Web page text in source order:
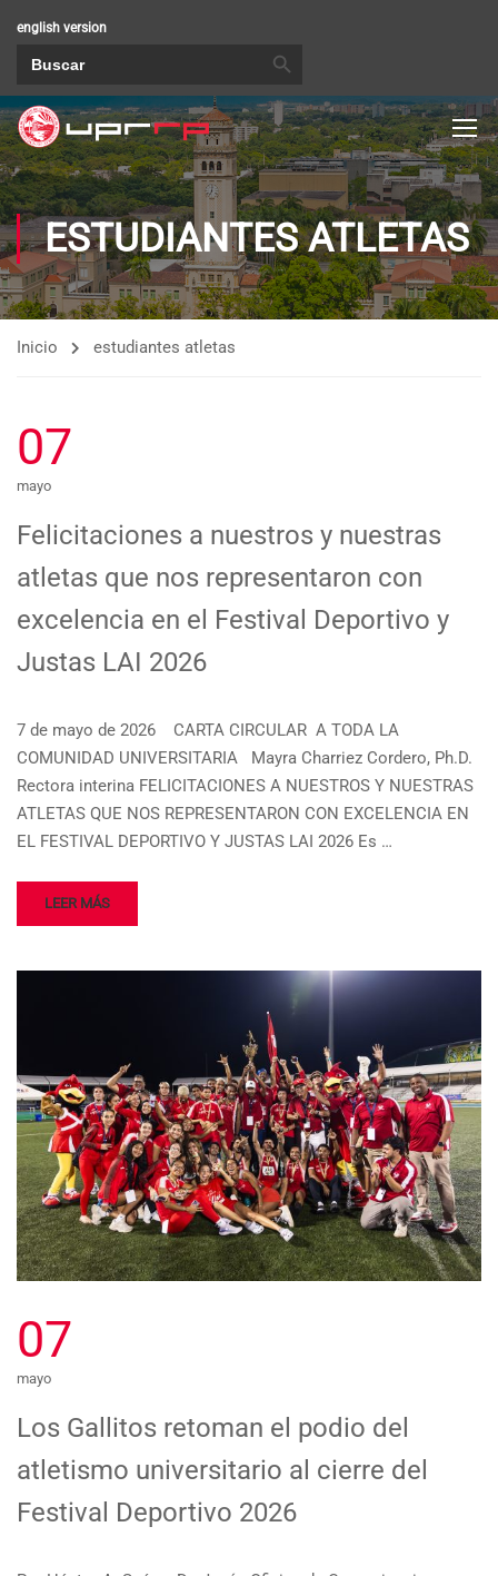
english version
ESTUDIANTES ATLETAS
Inicio estudiantes atletas
07
mayo
Felicitaciones a nuestros y nuestras
atletas que nos representaron con
excelencia en el Festival Deportivo y
Justas LAI 2026
7 de mayo de 2026 CARTA CIRCULAR A TODA LA
COMUNIDAD UNIVERSITARIA Mayra Charriez Cordero, Ph.D.
Rectora interina FELICITACIONES A NUESTROS Y NUESTRAS
ATLETAS QUE NOS REPRESENTARON CON EXCELENCIA EN
EL FESTIVAL DEPORTIVO Y JUSTAS LAI 2026 Es …
LEER MÁS
07
mayo
Los Gallitos retoman el podio del
atletismo universitario al cierre del
Festival Deportivo 2026